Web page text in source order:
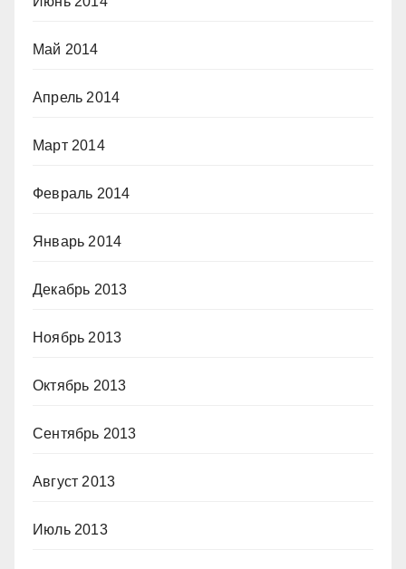
Май 2014
Апрель 2014
Март 2014
Февраль 2014
Январь 2014
Декабрь 2013
Ноябрь 2013
Октябрь 2013
Сентябрь 2013
Август 2013
Июль 2013